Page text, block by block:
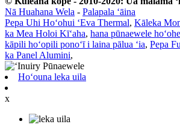
Nā Huahana Wela - Palapala ʻāina
Pepa Uhi Hoʻohui ʻEva Thermal, Kāleka
ka Mea Holoi Kīʻaha, hana pūnaewele
kāpili hoʻopili ponoʻī i laina pālua ʻia, Pepa
ka Panel Alumini,
Hoʻouna leka uila
x